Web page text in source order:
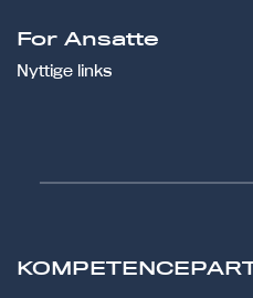
For Ansatte
Nyttige links